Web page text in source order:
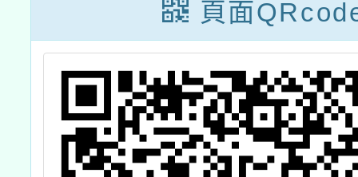
培訓計畫」
下的普
物
頁面